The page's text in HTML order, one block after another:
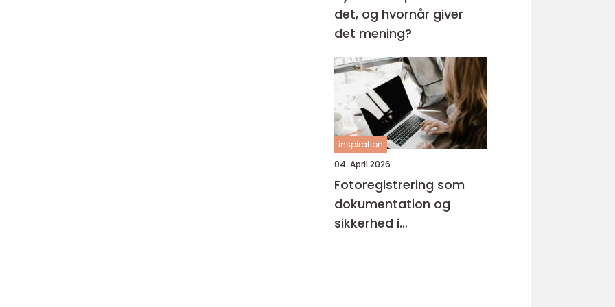
det, og hvornår giver
det mening?
inspiration
04. April 2026
Fotoregistrering som
dokumentation og
sikkerhed i